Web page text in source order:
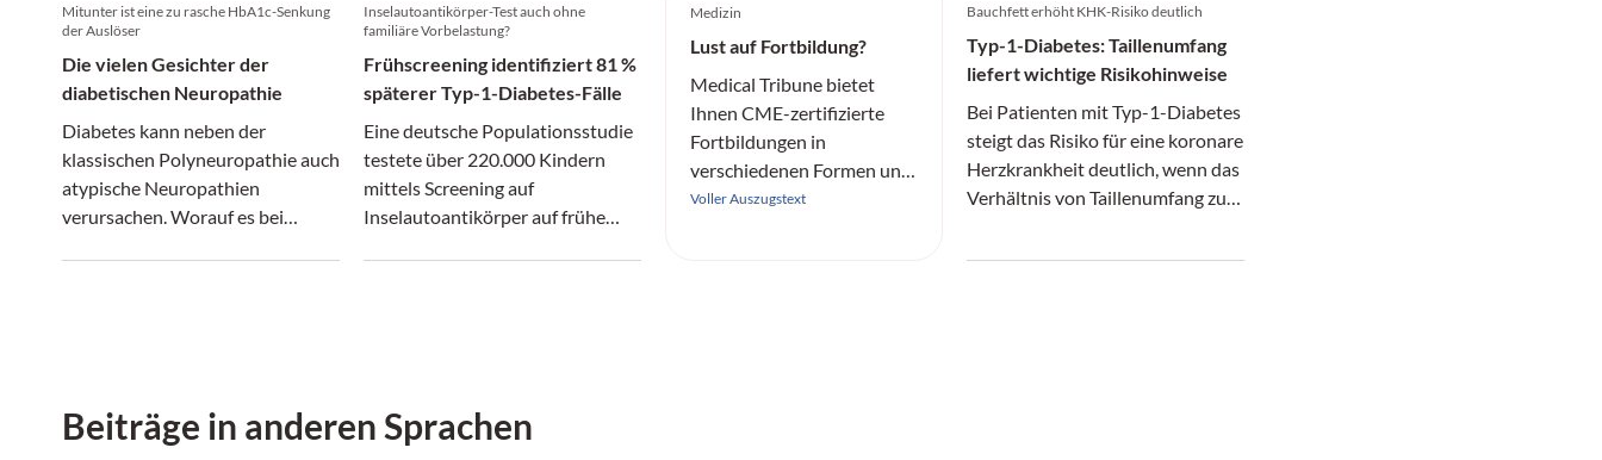
Mitunter ist eine zu rasche HbA1c-Senkung
der Auslöser
Die vielen Gesichter der
diabetischen Neuropathie
Diabetes kann neben der
klassischen Polyneuropathie auch
atypische Neuropathien
verursachen. Worauf es bei
Inselautoantikörper-Test auch ohne
familiäre Vorbelastung?
Frühscreening identifiziert 81 %
späterer Typ-1-Diabetes-Fälle
Eine deutsche Populationsstudie
testete über 220.000 Kindern
mittels Screening auf
Inselautoantikörper auf frühe
Medizin
Lust auf Fortbildung?
Medical Tribune bietet
Ihnen CME-zertifizierte
Fortbildungen in
verschiedenen Formen und
aus allen Fachrichtungen
Voller Auszugstext
Bauchfett erhöht KHK-Risiko deutlich
Typ-1-Diabetes: Taillenumfang
liefert wichtige Risikohinweise
Bei Patienten mit Typ-1-Diabetes
steigt das Risiko für eine koronare
Herzkrankheit deutlich, wenn das
Verhältnis von Taillenumfang zu
Beiträge in anderen Sprachen